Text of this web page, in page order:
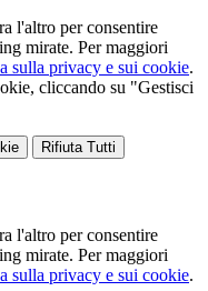
l'altro per consentire
mirate. Per maggiori
sulla privacy e sui cookie.
cliccando su "Gestisci
Rifiuta Tutti
l'altro per consentire
mirate. Per maggiori
sulla privacy e sui cookie.